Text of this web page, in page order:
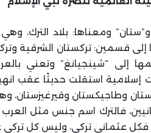
ومعناها: بلاد الترك،
قسمين: تركستان الشرقية
إلى “شينجيانغ” وتعني
استقلت حديثًا عقب
وطاجيكستان
فالترك اسم جنس مثل
فكل عثماني تركي، وليس كل تركي